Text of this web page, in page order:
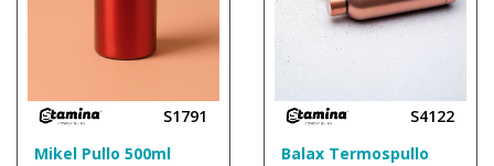
S1791
Mikel Pullo 500ml
S4122
Balax Termospullo